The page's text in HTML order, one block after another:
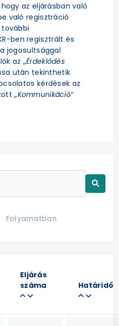
az eljárásban való
való regisztráció
további
ben regisztrált és
jogosultsággal
az „Érdeklődés
után tekinthetik
kérdések az
„Kommunikáció”
Folyamatban
Eljárás
száma
Határidő